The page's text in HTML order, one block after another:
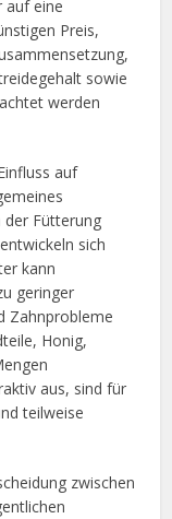
auf eine
Preis,
sowie
werden
auf
der Fütterung
sich
kann
geringer
Zahnprobleme
Honig,
aus, sind für
teilweise
zwischen